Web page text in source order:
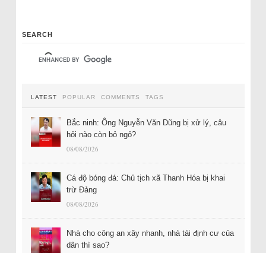
SEARCH
LATEST POPULAR COMMENTS TAGS
Bắc ninh: Ông Nguyễn Văn Dũng bị xử lý, câu
hỏi nào còn bỏ ngỏ?
08/08/2026
Cá độ bóng đá: Chủ tịch xã Thanh Hóa bị khai
trừ Đảng
08/08/2026
Nhà cho công an xây nhanh, nhà tái định cư của
dân thì sao?